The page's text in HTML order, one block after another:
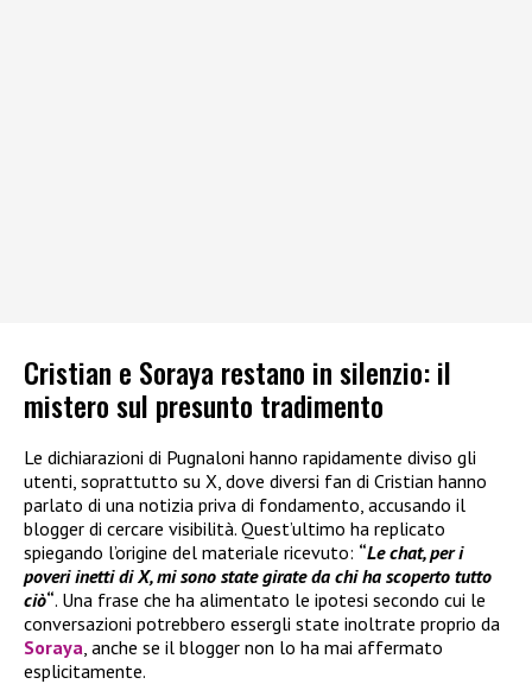
Cristian e Soraya restano in silenzio: il
mistero sul presunto tradimento
Le dichiarazioni di Pugnaloni hanno rapidamente diviso gli
utenti, soprattutto su X, dove diversi fan di Cristian hanno
parlato di una notizia priva di fondamento, accusando il
blogger di cercare visibilità. Quest’ultimo ha replicato
spiegando l’origine del materiale ricevuto: “Le chat, per i
poveri inetti di X, mi sono state girate da chi ha scoperto tutto
ciò“. Una frase che ha alimentato le ipotesi secondo cui le
conversazioni potrebbero essergli state inoltrate proprio da
Soraya , anche se il blogger non lo ha mai affermato
esplicitamente.